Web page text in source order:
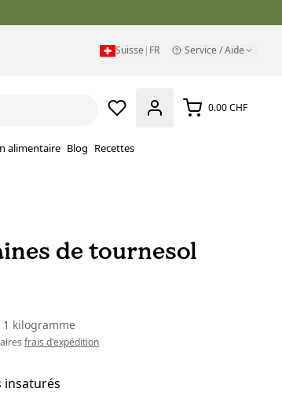
Suisse | FR Service / Aide
0.00 CHF
alimentaire Blog Recettes
de tournesol
1 kilogramme
frais d'expédition
insaturés